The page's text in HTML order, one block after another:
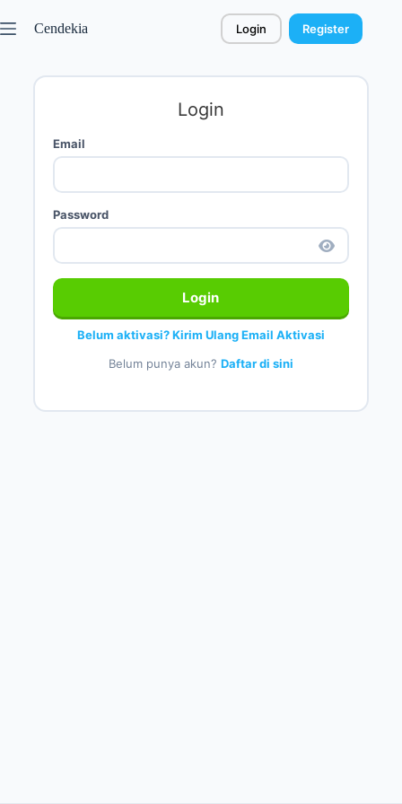
Cendekia Login Register
Login
Email
Password
Login
Belum aktivasi? Kirim Ulang Email Aktivasi
Belum punya akun? Daftar di sini